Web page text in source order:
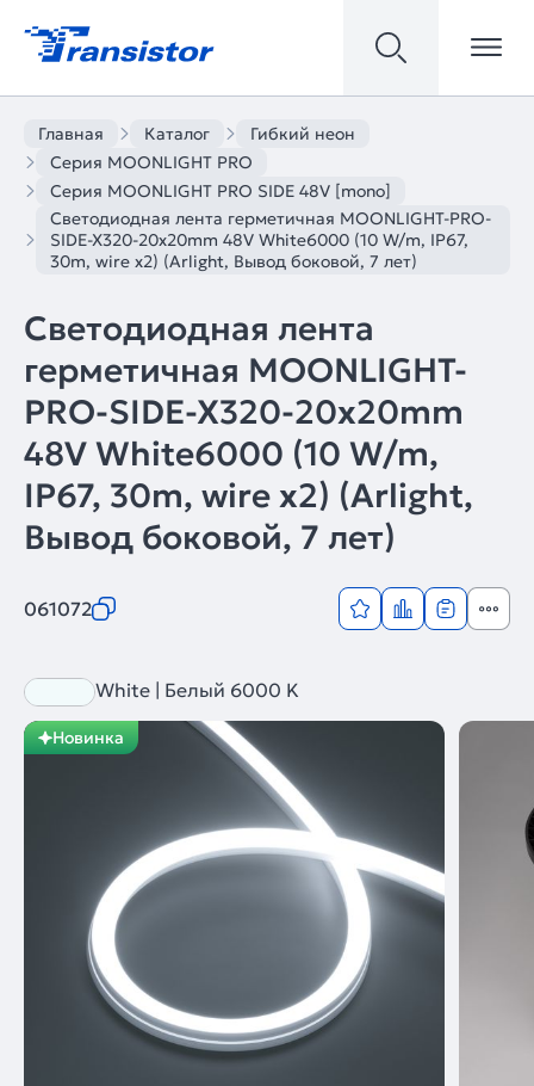
Главная Каталог
Гибкий неон
Серия MOONLIGHT PRO
Серия MOONLIGHT PRO SIDE 48V [mono]
Светодиодная лента герметичная MOONLIGHT-PRO-
SIDE-X320-20x20mm 48V White6000 (10 W/m, IP67,
30m, wire x2) (Arlight, Вывод боковой, 7 лет)
Светодиодная лента
герметичная MOONLIGHT-
PRO-SIDE-X320-20x20mm
48V White6000 (10 W/m,
IP67, 30m, wire x2) (Arlight,
Вывод боковой, 7 лет)
061072
White | Белый 6000 K
Новинка